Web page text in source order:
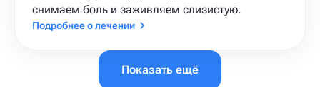
снимаем боль и заживляем слизистую.
Подробнее о лечении
Показать ещё